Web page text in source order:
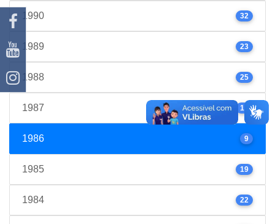
1990 32
1989 23
1988 25
1987 17
1986 9
1985 19
1984 22